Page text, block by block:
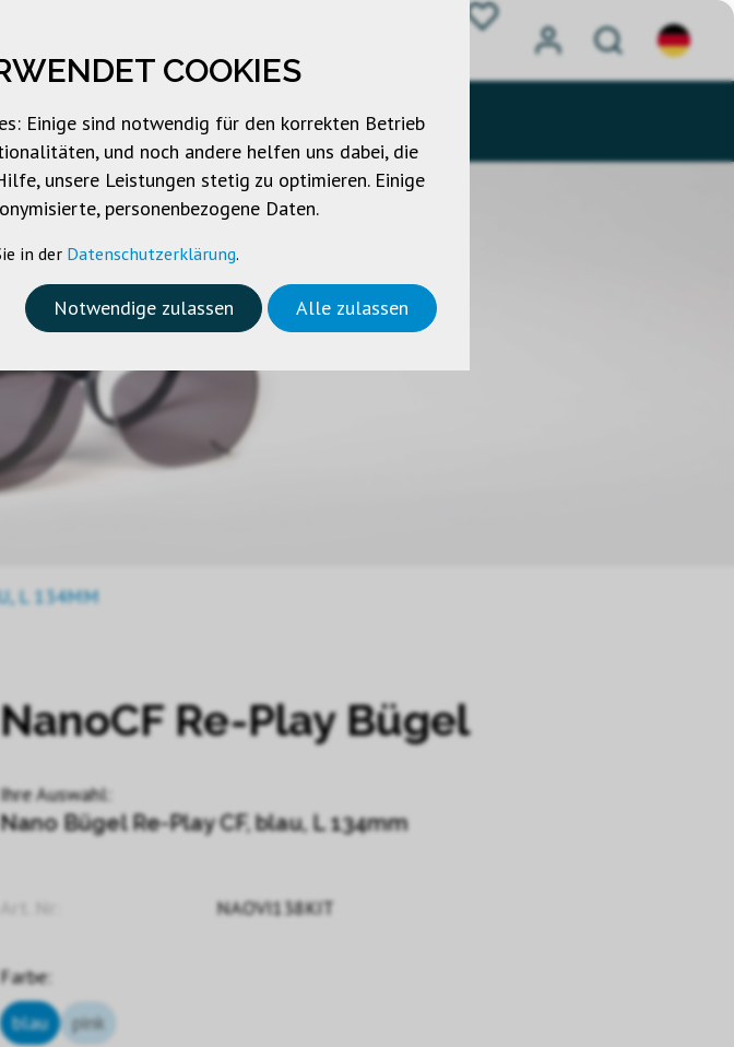
MARKENPRODUKTE DOWNLOADS KONTAKT
L 134MM
NanoCF Re-Play Bügel
Ihre Auswahl:
Nano Bügel Re-Play CF, blau, L 134mm
NAOVI138KIT
Farbe:
blau
pink
COOKIES
Einige sind notwendig für den korrekten Betrieb
und noch andere helfen uns dabei, die
unsere Leistungen stetig zu optimieren. Einige
personenbezogene Daten.
in der Datenschutzerklärung.
Notwendige zulassen Alle zulassen